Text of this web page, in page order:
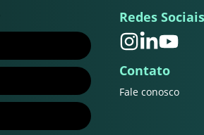
Redes Sociais
Contato
Fale conosco